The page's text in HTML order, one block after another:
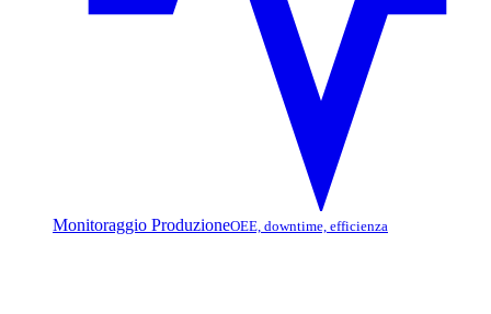
Monitoraggio ProduzioneOEE, downtime, efficienza